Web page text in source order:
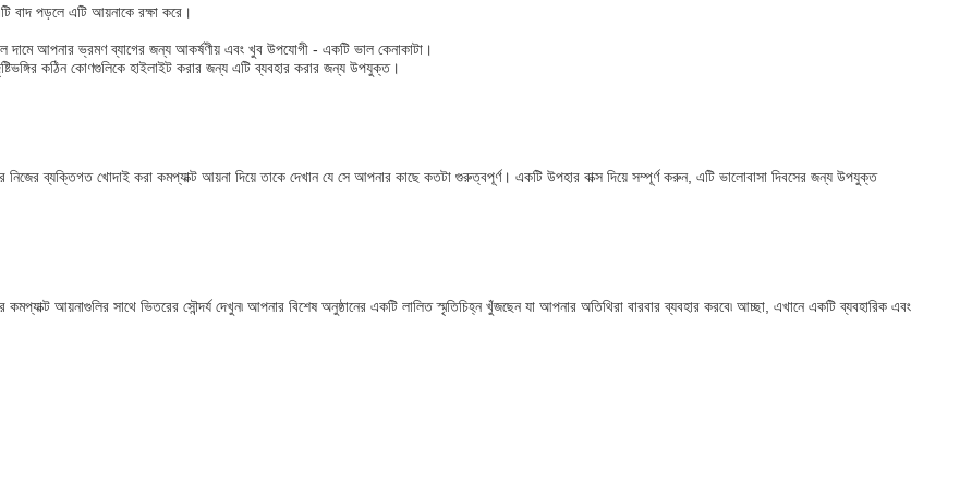
বাদ পড়লে এটি আয়নাকে রক্ষা করে।
দামে আপনার ভ্রমণ ব্যাগের জন্য আকর্ষণীয় এবং খুব উপযোগী - একটি ভাল কেনাকাটা।
কঠিন কোণগুলিকে হাইলাইট করার জন্য এটি ব্যবহার করার জন্য উপযুক্ত।
নিজের ব্যক্তিগত খোদাই করা কমপ্যাক্ট আয়না দিয়ে তাকে দেখান যে সে আপনার কাছে কতটা গুরুত্বপূর্ণ। একটি উপহার বাক্স দিয়ে সম্পূর্ণ করুন, এটি ভালোবাসা দিবসের জন্য উপযুক্ত
আয়নাগুলির সাথে ভিতরের সৌন্দর্য দেখুন৷ আপনার বিশেষ অনুষ্ঠানের একটি লালিত স্মৃতিচিহ্ন খুঁজছেন যা আপনার অতিথিরা বারবার ব্যবহার করবে৷ আচ্ছা, এখানে একটি ব্যবহারিক এবং